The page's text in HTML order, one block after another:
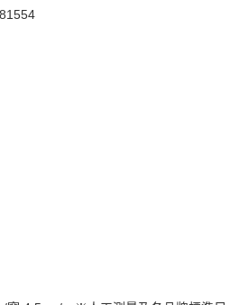
品之後才付款」的支付方式。 讓您購物簡單
需綁卡、不需儲值。
訊認證，即可結帳。
，再付款。
程】